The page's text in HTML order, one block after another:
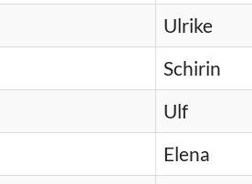
Ulrike
Schirin
Ulf
Elena